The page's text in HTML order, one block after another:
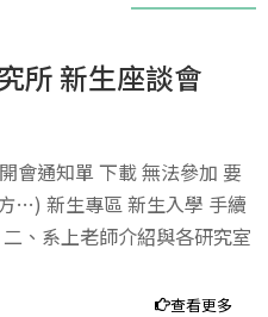
所 新生座談會
會通知單 下載 無法參加 要
…) 新生專區 新生入學 手續
、系上老師介紹與各研究室
查看更多